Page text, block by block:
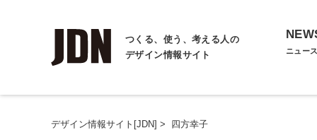
つくる、使う、考える人の
デザイン情報サイト
ニュー
デザイン情報サイト[JDN] > 四方幸子